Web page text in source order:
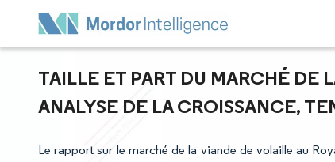
TAILLE ET PART DU MARCHÉ DE
ANALYSE DE LA CROISSANCE,
Le rapport sur le marché de la viande de volaille au